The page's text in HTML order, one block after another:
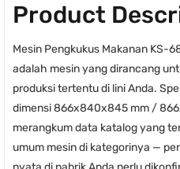
Product
Mesin Pengkukus Makanan KS-
adalah mesin yang dirancang
produksi tertentu di lini Anda.
dimensi 866x840x845 mm /
merangkum data katalog yang
umum mesin di kategorinya —